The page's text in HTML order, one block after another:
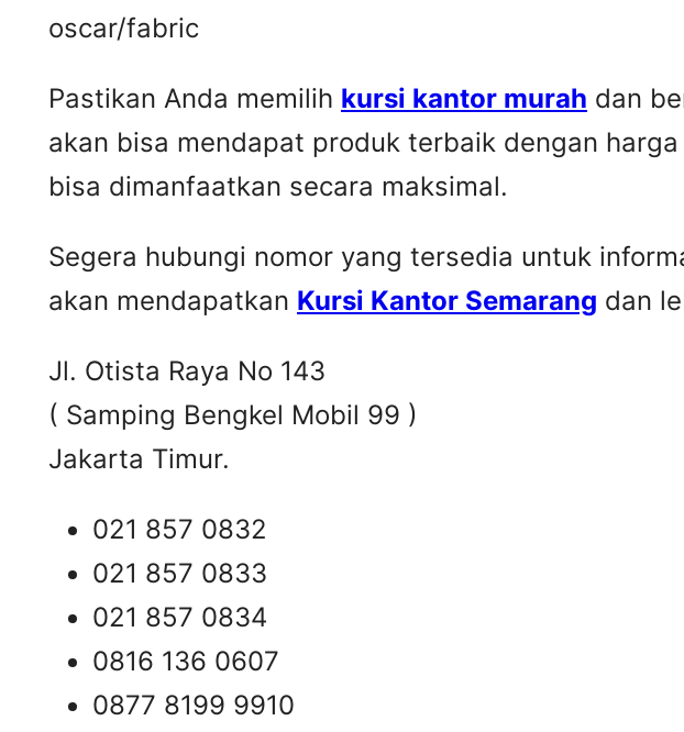
oscar/fabric
Pastikan Anda memilih kursi kantor murah dan
akan bisa mendapat produk terbaik dengan
bisa dimanfaatkan secara maksimal.
Segera hubungi nomor yang tersedia untuk
akan mendapatkan Kursi Kantor Semarang dan
Jl. Otista Raya No 143
( Samping Bengkel Mobil 99 )
Jakarta Timur.
021 857 0832
021 857 0833
021 857 0834
0816 136 0607
0877 8199 9910